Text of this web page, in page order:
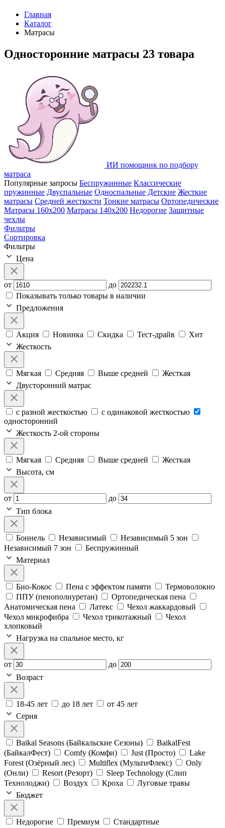
Главная
Каталог
Матрасы
Односторонние матрасы 23 товара
ИИ помощник по подбору
матраса
Популярные запросы Беспружинные Классические
пружинные Двуспальные Односпальные Детские Жесткие
матрасы Средней жесткости Тонкие матрасы Ортопедические
Матрасы 160х200 Матрасы 140х200 Недорогие Защитные
чехлы
Фильтры
Сортировка
Фильтры
Цена
от
до
Показывать только товары в наличии
Предложения
Акция Новинка Скидка Тест-драйв
Хит
Жесткость
Мягкая Средняя Выше средней
Жесткая
Двусторонний матрас
с разной жесткостью
с одинаковой жесткостью
односторонний
Жесткость 2-ой стороны
Мягкая Средняя Выше средней
Жесткая
Высота, см
от
до
Тип блока
Боннель Независимый
Независимый 5 зон
Независимый 7 зон
Беспружинный
Материал
Био-Кокос Пена с эффектом памяти
Термоволокно
ППУ (пенополиуретан)
Ортопедическая пена
Анатомическая пена
Латекс
Чехол жаккардовый
Чехол микрофибра
Чехол трикотажный
Чехол
хлопковый
Нагрузка на спальное место, кг
от
до
Возраст
18-45 лет до 18 лет
от 45 лет
Серия
Baikal Seasons (Байкальские Сезоны)
BaikalFest
(БайкалФест)
Comfy (Комфи) Just (Просто)
Lake
Forest (Озёрный лес)
Multiflex (МультиФлекс)
Only
(Онли)
Resort (Резорт)
Sleep Technology (Слип
Технолоджи)
Воздух Кроха
Луговые травы
Бюджет
Недорогие Премиум
Стандартные